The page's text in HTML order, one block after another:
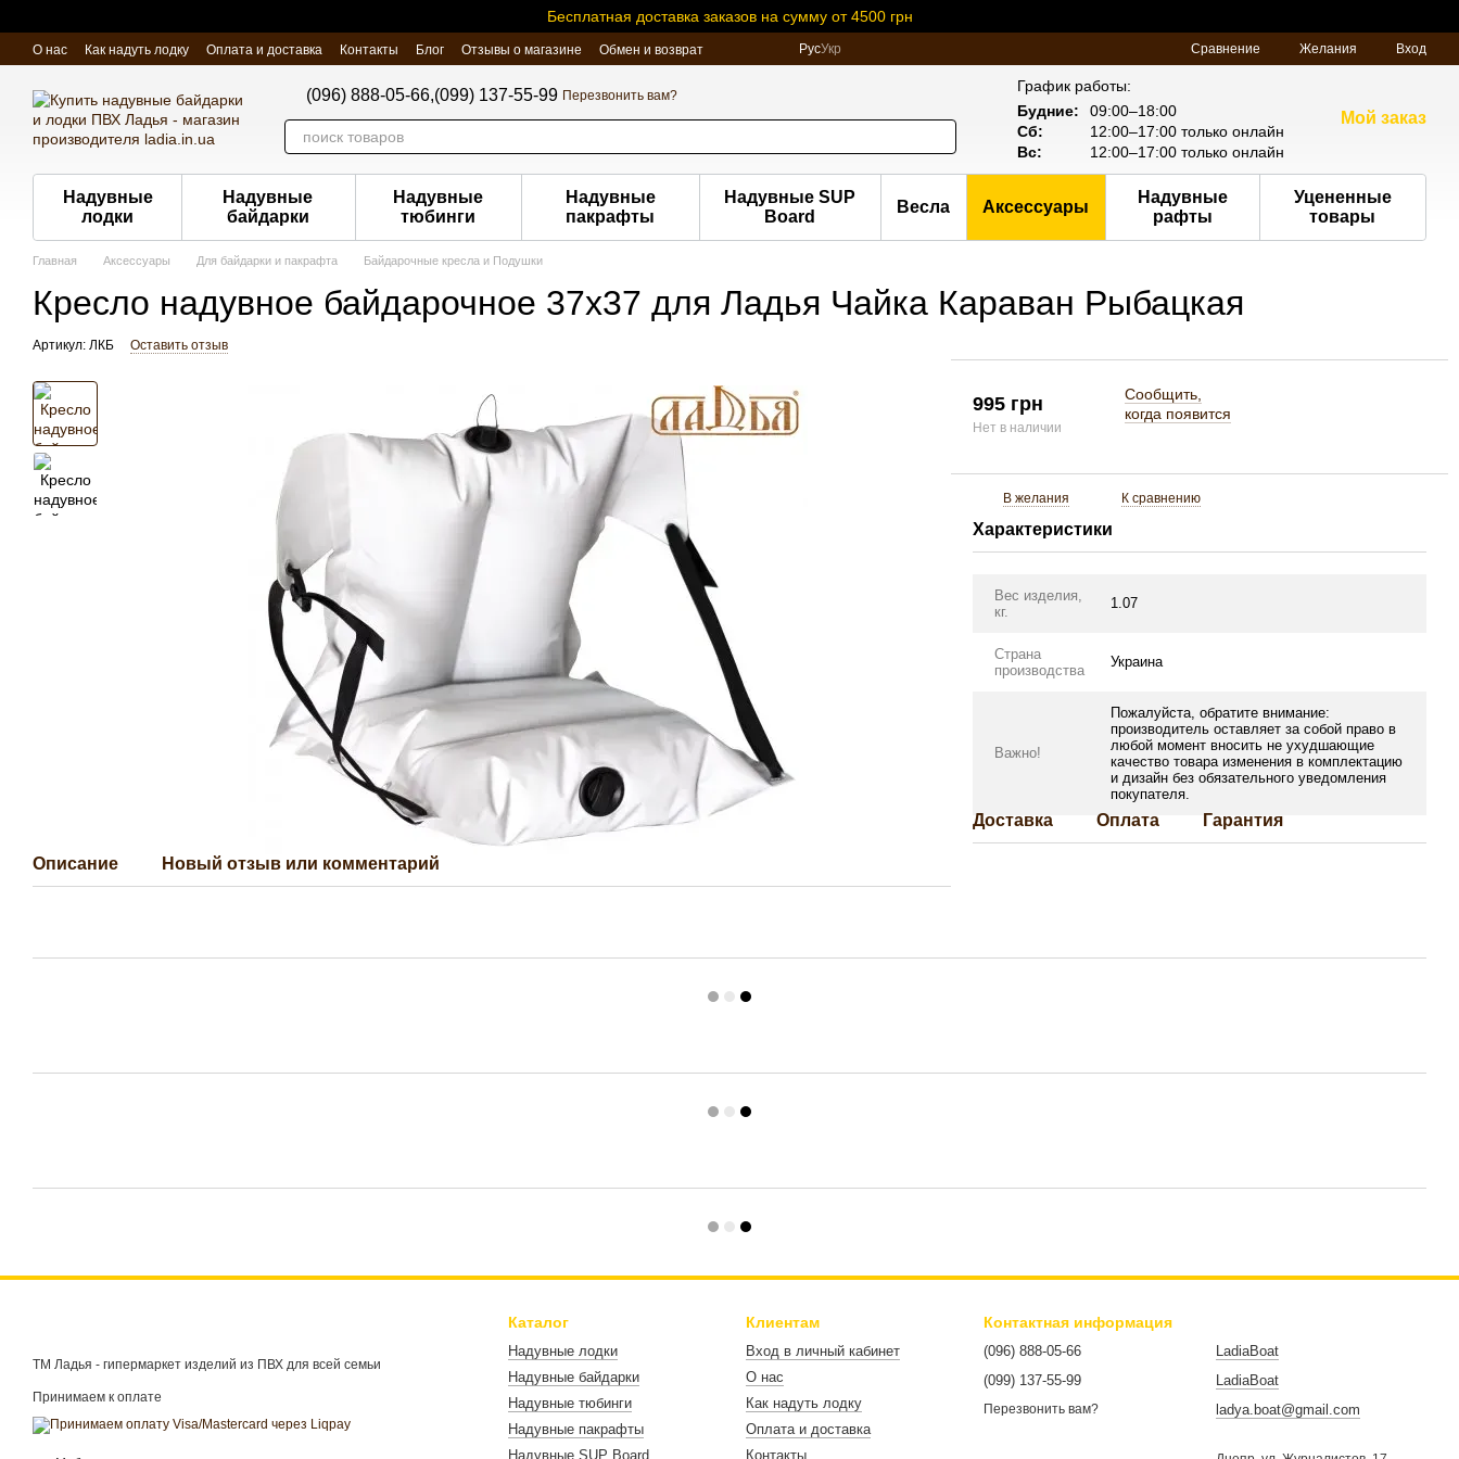
Бесплатная доставка заказов на сумму от 4500 грн
О нас Как надуть лодку Оплата и доставка Контакты Блог Отзывы о магазине Обмен и возврат РусУкр Сравнение Желания Вход
(096) 888-05-66,(099) 137-55-99 Перезвонить вам?
График работы:
Будние:
09:00–18:00
Сб:
12:00–17:00 только онлайн
Вс:
12:00–17:00 только онлайн
Мой заказ
Надувные
лодки
Надувные
байдарки
Надувные
тюбинги
Надувные
пакрафты
Надувные SUP
Board
Весла Аксессуары
Надувные
рафты
Уцененные
товары
Главная Аксессуары Для байдарки и пакрафта Байдарочные кресла и Подушки
Кресло надувное байдарочное 37х37 для Ладья Чайка Караван Рыбацкая
Артикул: ЛКБ Оставить отзыв
Описание Новый отзыв или комментарий
995 грн
Нет в наличии
Сообщить,
когда появится
В желания К сравнению
Характеристики
Вес изделия,
кг.
1.07
Страна
производства
Украина
Важно!
Пожалуйста, обратите внимание:
производитель оставляет за собой право в
любой момент вносить не ухудшающие
качество товара изменения в комплектацию
и дизайн без обязательного уведомления
покупателя.
Доставка Оплата Гарантия
ТМ Ладья - гипермаркет изделий из ПВХ для всей семьи
Принимаем к оплате
Каталог
Надувные лодки
Надувные байдарки
Надувные тюбинги
Надувные пакрафты
Надувные SUP Board
Клиентам
Вход в личный кабинет
О нас
Как надуть лодку
Оплата и доставка
Контакты
Контактная информация
(096) 888-05-66
(099) 137-55-99
Перезвонить вам?
LadiaBoat
LadiaBoat
ladya.boat@gmail.com